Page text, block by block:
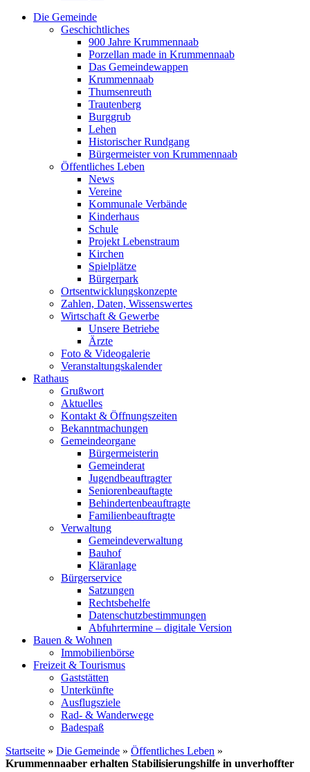
Die Gemeinde
Geschichtliches
900 Jahre Krummennaab
Porzellan made in Krummennaab
Das Gemeindewappen
Krummennaab
Thumsenreuth
Trautenberg
Burggrub
Lehen
Historischer Rundgang
Bürgermeister von Krummennaab
Öffentliches Leben
News
Vereine
Kommunale Verbände
Kinderhaus
Schule
Projekt Lebenstraum
Kirchen
Spielplätze
Bürgerpark
Ortsentwicklungskonzepte
Zahlen, Daten, Wissenswertes
Wirtschaft & Gewerbe
Unsere Betriebe
Ärzte
Foto & Videogalerie
Veranstaltungskalender
Rathaus
Grußwort
Aktuelles
Kontakt & Öffnungszeiten
Bekanntmachungen
Gemeindeorgane
Bürgermeisterin
Gemeinderat
Jugendbeauftragter
Seniorenbeauftagte
Behindertenbeauftragte
Familienbeauftragte
Verwaltung
Gemeindeverwaltung
Bauhof
Kläranlage
Bürgerservice
Satzungen
Rechtsbehelfe
Datenschutzbestimmungen
Abfuhrtermine – digitale Version
Bauen & Wohnen
Immobilienbörse
Freizeit & Tourismus
Gaststätten
Unterkünfte
Ausflugsziele
Rad- & Wanderwege
Badespaß
Startseite » Die Gemeinde » Öffentliches Leben »
Krummennaaber erhalten Stabilisierungshilfe in unverhoffter